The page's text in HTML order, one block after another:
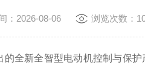
：2026-08-06 浏览次数：
新全智型电动机控制与保护